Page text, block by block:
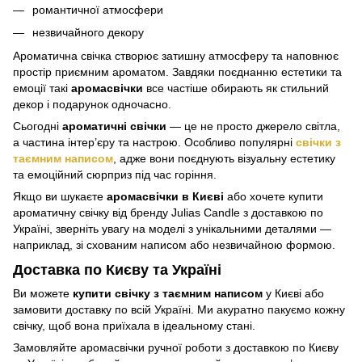
романтичної атмосфери
незвичайного декору
Ароматична свічка створює затишну атмосферу та наповнює
простір приємним ароматом. Завдяки поєднанню естетики та
емоції такі аромасвічки все частіше обирають як стильний
декор і подарунок одночасно.
Сьогодні ароматичні свічки — це не просто джерело світла,
а частина інтер’єру та настрою. Особливо популярні свічки з
таємним написом , адже вони поєднують візуальну естетику
та емоційний сюрприз під час горіння.
Якщо ви шукаєте аромасвічки в Києві або хочете купити
ароматичну свічку від бренду Julias Candle з доставкою по
Україні, зверніть увагу на моделі з унікальними деталями —
наприклад, зі схованим написом або незвичайною формою.
Доставка по Києву та Україні
Ви можете купити свічку з таємним написом у Києві або
замовити доставку по всій Україні. Ми акуратно пакуємо кожну
свічку, щоб вона приїхала в ідеальному стані.
Замовляйте аромасвічки ручної роботи з доставкою по Києву